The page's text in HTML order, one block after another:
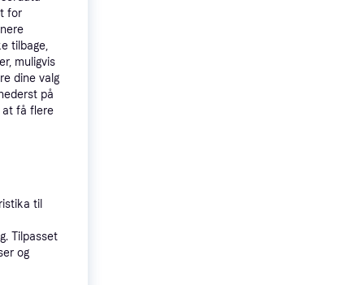
for
tilbage,
muligvis
dine valg
på
at få flere
til
Tilpasset
og